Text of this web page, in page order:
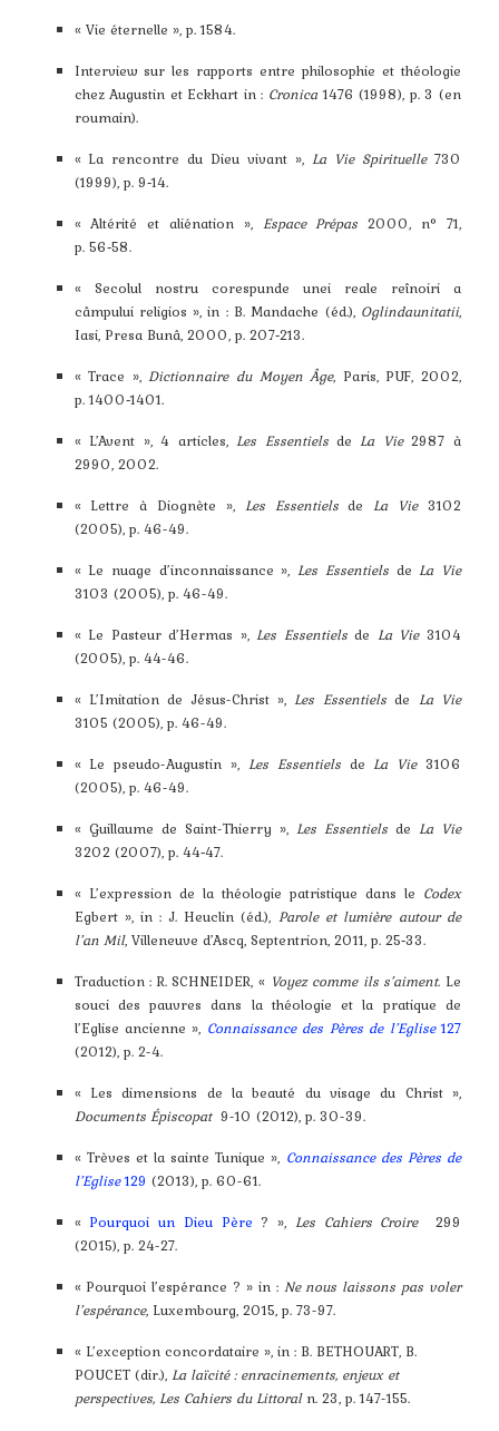
« Vie éternelle », p. 1584.
Interview sur les rapports entre philosophie et théologie
chez Augustin et Eckhart in : Cronica1476 (1998), p. 3 (en
roumain).
« La rencontre du Dieu vivant »,La Vie Spirituelle730
(1999), p. 9‑14.
« Altérité et aliénation », Espace Prépas 2000, n° 71,
p. 56‑58.
« Secolul nostru corespunde unei reale reînoiri a
câmpului religios », in : B. Mandache (éd.), Oglindaunitatii,
Iasi, Presa Bunâ, 2000, p. 207‑213.
« Trace »,Dictionnaire du Moyen Âge, Paris, PUF, 2002,
p. 1400‑1401.
« L’Avent », 4 articles,Les Essentiels de La Vie2987 à
2990, 2002.
« Lettre à Diognète », Les Essentielsde La Vie3102
(2005), p. 46-49.
« Le nuage d’inconnaissance »,Les Essentiels de La Vie
3103 (2005), p. 46-49.
« Le Pasteur d’Hermas »,Les Essentielsde La Vie3104
(2005), p. 44-46.
« L’Imitation de Jésus-Christ »,Les Essentielsde La Vie
3105 (2005), p. 46-49.
« Le pseudo-Augustin », Les Essentiels de La Vie3106
(2005), p. 46-49.
« Guillaume de Saint-Thierry », Les Essentiels de La Vie
3202 (2007), p. 44‑47.
« L’expression de la théologie patristique dans le Codex
Egbert », in : J. Heuclin (éd.), Parole et lumière autour de
l’an Mil, Villeneuve d’Ascq, Septentrion, 2011, p. 25‑33.
Traduction : R. SCHNEIDER, « Voyez comme ils s’aiment. Le
souci des pauvres dans la théologie et la pratique de
l’Eglise ancienne », Connaissance des Pères de l’Eglise127
(2012), p. 2-4.
« Les dimensions de la beauté du visage du Christ »,
Documents Épiscopat 9-10 (2012), p. 30-39.
« Trèves et la sainte Tunique », Connaissance des Pères de
l’Eglise129 (2013), p. 60-61.
«Pourquoi un Dieu Père ? », Les Cahiers Croire299
(2015), p. 24-27.
« Pourquoi l’espérance ? » in : Ne nous laissons pas voler
l’espérance, Luxembourg, 2015, p. 73-97.
« L’exception concordataire », in : B. BETHOUART, B.
POUCET (dir.), La laïcité : enracinements, enjeux et
perspectives, Les Cahiers du Littoral n. 23, p. 147-155.